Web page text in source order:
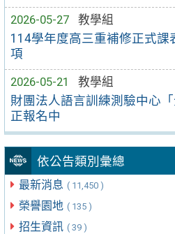
2026-05-27
教學組
114學年度高三重補修正式課
項
2026-05-21
教學組
財團法人語言訓練測驗中心
正報名中
依公告類別彙總
最新消息 ( 11,450 )
榮譽園地 ( 135 )
招生資訊 ( 39 )